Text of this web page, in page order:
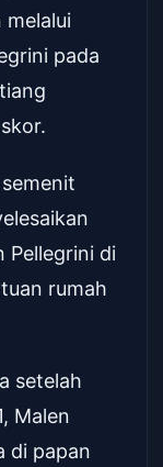
melalui
pada
Pellegrini di
rumah
setelah
Malen
di papan